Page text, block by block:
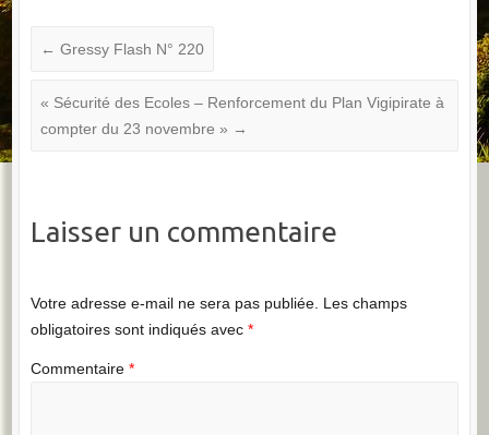
← Gressy Flash N° 220
« Sécurité des Ecoles – Renforcement du Plan Vigipirate à
compter du 23 novembre » →
Laisser un commentaire
Votre adresse e-mail ne sera pas publiée. Les champs
obligatoires sont indiqués avec *
Commentaire *